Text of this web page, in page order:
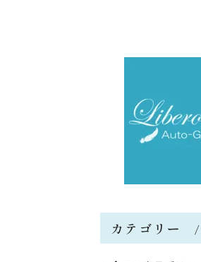
カテゴリー